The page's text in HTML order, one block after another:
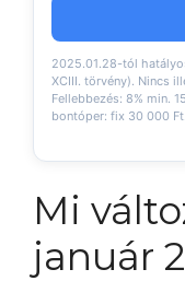
2025.01.28-tól
XCIII. törvény). Nincs
Fellebbezés: 8% min.
bontóper: fix 30 000
Mi
január